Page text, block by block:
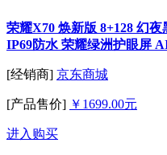
荣耀X70 焕新版 8+128 幻
IP69防水 荣耀绿洲护眼屏
[经销商] 京东商城
[产品售价] ￥1699.00元
进入购买